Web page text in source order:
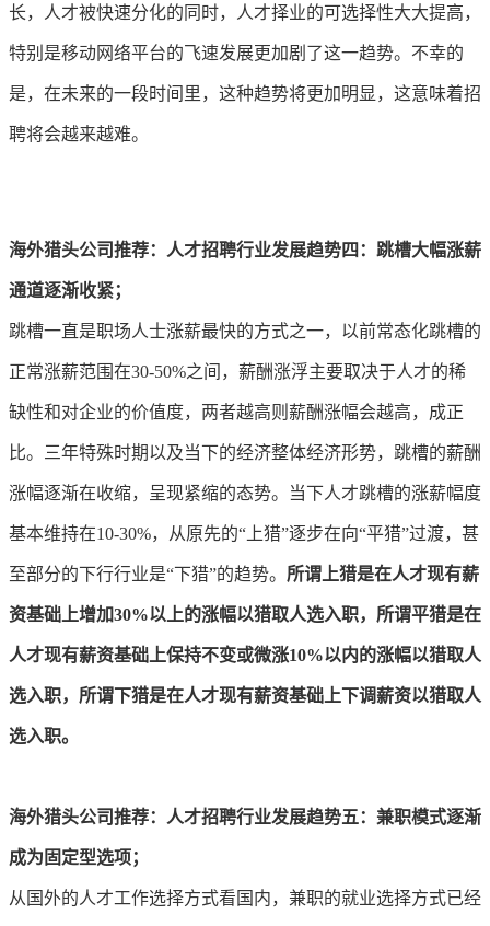
长，人才被快速分化的同时，人才择业的可选择性大大提高，
特别是移动网络平台的飞速发展更加剧了这一趋势。不幸的
是，在未来的一段时间里，这种趋势将更加明显，这意味着招
聘将会越来越难。
海外猎头公司推荐：人才招聘行业发展趋势四 ：跳槽大幅涨薪
通道逐渐收紧；
跳槽一直是职场人士涨薪最快的方式之一，以前常态化跳槽的
正常涨薪范围在30-50%之间，薪酬涨浮主要取决于人才的稀
缺性和对企业的价值度，两者越高则薪酬涨幅会越高，成正
比。三年特殊时期以及当下的经济整体经济形势，跳槽的薪酬
涨幅逐渐在收缩，呈现紧缩的态势。当下人才跳槽的涨薪幅度
基本维持在10-30%，从原先的“上猎”逐步在向“平猎”过渡，甚
至部分的下行行业是“下猎”的趋势。 所谓上猎是在人才现有薪
资基础上增加30%以上的涨幅以猎取人选入职，所谓平猎是在
人才现有薪资基础上保持不变或微涨10%以内的涨幅以猎取人
选入职，所谓下猎是在人才现有薪资基础上下调薪资以猎取人
选入职。
海外猎头公司推荐：人才招聘行业发展趋势五 ：兼职模式逐渐
成为固定型选项；
从国外的人才工作选择方式看国内，兼职的就业选择方式已经